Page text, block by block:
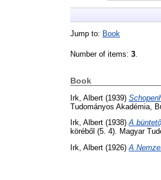
Jump to: Book
Number of items: 3
Book
Irk, Albert (1939)
Tudományos Akadémia,
Irk, Albert (1938)A
köréből (5. 4). Magyar
Irk, Albert (1926)A